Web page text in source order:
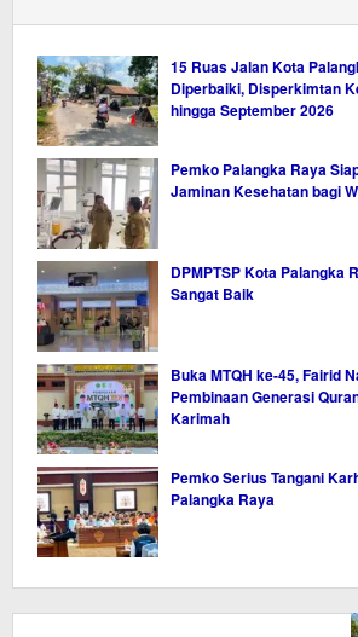
15 Ruas Jalan Kota
Diperbaiki, Disperkimtan
hingga September 2026
Pemko Palangka Raya
Jaminan Kesehatan bagi
DPMPTSP Kota Palangka
Sangat Baik
Buka MTQH ke-45, Fairid
Pembinaan Generasi
Karimah
Pemko Serius Tangani
Palangka Raya